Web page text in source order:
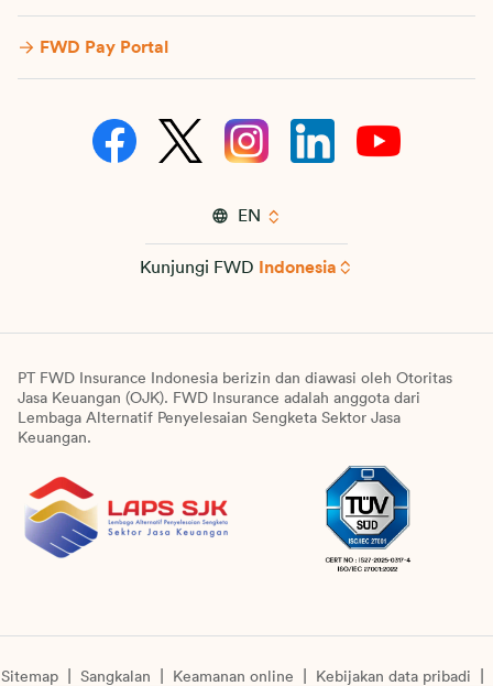
FWD Pay Portal
EN
Kunjungi FWD Indonesia
PT FWD Insurance Indonesia berizin dan diawasi oleh Otoritas
Jasa Keuangan (OJK). FWD Insurance adalah anggota dari
Lembaga Alternatif Penyelesaian Sengketa Sektor Jasa
Keuangan.
Sitemap Sangkalan Keamanan online Kebijakan data pribadi